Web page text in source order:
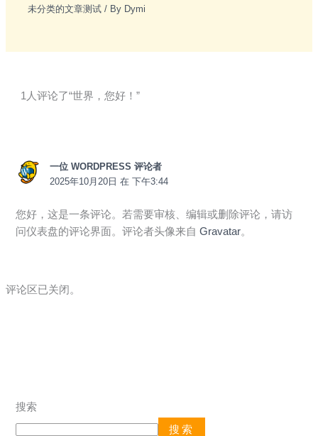
未分类的文章测试 / By Dymi
1人评论了“世界，您好！”
一位 WORDPRESS 评论者
2025年10月20日 在 下午3:44
您好，这是一条评论。若需要审核、编辑或删除评论，请访
问仪表盘的评论界面。评论者头像来自Gravatar。
评论区已关闭。
搜索
搜索